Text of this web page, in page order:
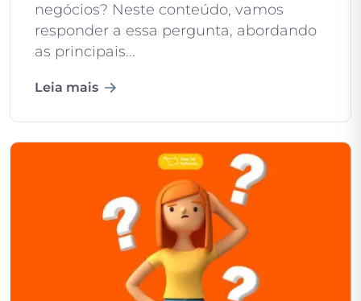
negócios? Neste conteúdo, vamos
responder a essa pergunta, abordando
as principais...
Leia mais